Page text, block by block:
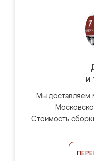
и
Мы доставляем
Стоимость